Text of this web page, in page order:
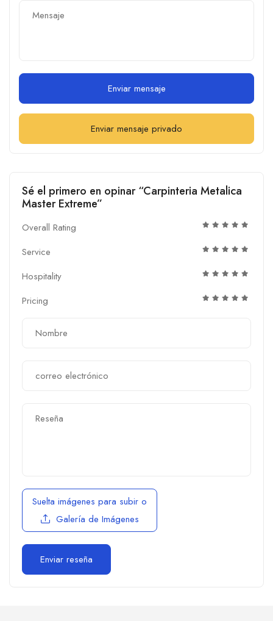
Enviar mensaje
Enviar mensaje privado
Sé el primero en opinar “Carpinteria Metalica
Master Extreme”
Overall Rating
Service
Hospitality
Pricing
Suelta imágenes para subir o
Galería de Imágenes